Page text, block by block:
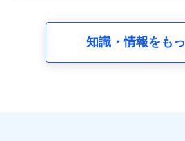
の内容、保険料、保険料のお支払
走行距離などの情報、建物の構造
知識・情報をも